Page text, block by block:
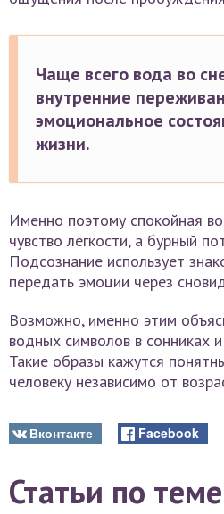
Чаще всего вода во
внутренние
эмоциональное
жизни.
Именно поэтому спокойная
чувство лёгкости, а бурный
Подсознание использует
передать эмоции через
Возможно, именно этим
водных символов в сонниках
Такие образы кажутся
человеку независимо от
Вконтакте Facebook
Статьи по теме